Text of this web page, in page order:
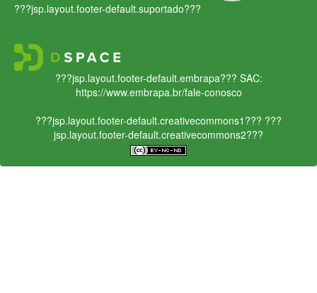
???jsp.layout.footer-default.suportado???
???jsp.layout.footer-default.embrapa??? SAC:
https://www.embrapa.br/fale-conosco
???jsp.layout.footer-default.creativecommons1??? ???
jsp.layout.footer-default.creativecommons2???